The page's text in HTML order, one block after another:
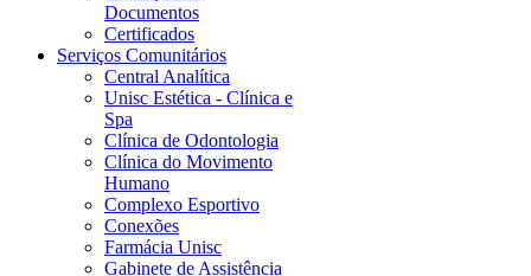
Documentos
Certificados
Serviços Comunitários
Central Analítica
Unisc Estética - Clínica e
Spa
Clínica de Odontologia
Clínica do Movimento
Humano
Complexo Esportivo
Conexões
Farmácia Unisc
Gabinete de Assistência